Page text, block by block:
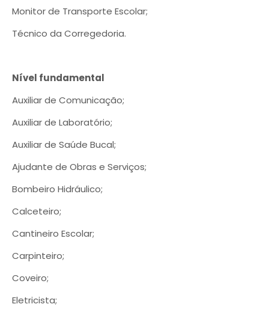
Monitor de Transporte Escolar;
Técnico da Corregedoria.
Nível fundamental
Auxiliar de Comunicação;
Auxiliar de Laboratório;
Auxiliar de Saúde Bucal;
Ajudante de Obras e Serviços;
Bombeiro Hidráulico;
Calceteiro;
Cantineiro Escolar;
Carpinteiro;
Coveiro;
Eletricista;